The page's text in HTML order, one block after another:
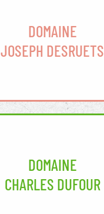
DOMAINE
JOSEPH DESRUETS
DOMAINE
CHARLES DUFOUR